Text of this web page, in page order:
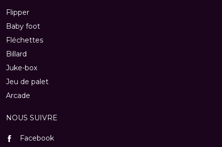
Flipper
Baby foot
Fléchettes
Billard
Juke-box
Jeu de palet
Arcade
NOUS SUIVRE
Facebook